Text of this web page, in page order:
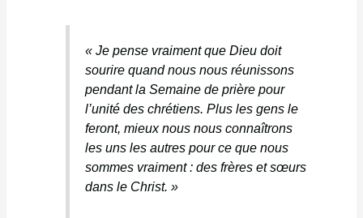
« Je pense vraiment que Dieu doit
sourire quand nous nous réunissons
pendant la Semaine de prière pour
l’unité des chrétiens. Plus les gens le
feront, mieux nous nous connaîtrons
les uns les autres pour ce que nous
sommes vraiment : des frères et sœurs
dans le Christ. »
e
e
t